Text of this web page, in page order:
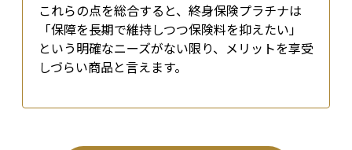
これらの点を総合すると、終身保険プラチナは
「保障を長期で維持しつつ保険料を抑えたい」
という明確なニーズがない限り、メリットを享受
しづらい商品と言えます。